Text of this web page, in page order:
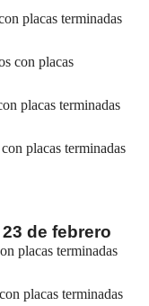
placas terminadas
con placas
placas terminadas
placas terminadas
de febrero
placas terminadas
placas terminadas